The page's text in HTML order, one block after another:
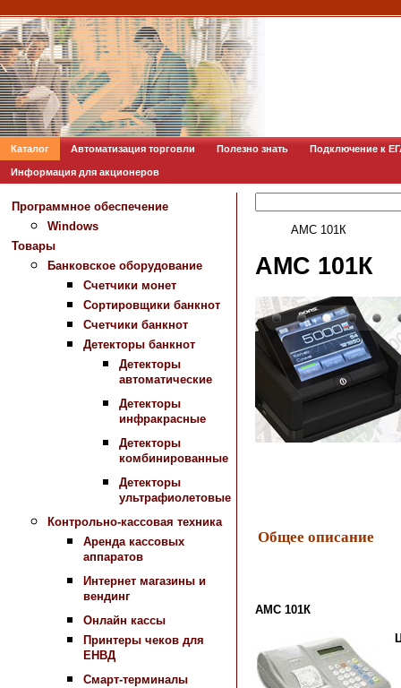
Каталог Автоматизация торговли Полезно знать Подключение к
Информация для акционеров
Программное обеспечение
Windows
Товары
Банковское оборудование
Счетчики монет
Сортировщики банкнот
Счетчики банкнот
Детекторы банкнот
Детекторы
автоматические
Детекторы
инфракрасные
Детекторы
комбинированные
Детекторы
ультрафиолетовые
Контрольно-кассовая техника
Аренда кассовых
аппаратов
Интернет магазины и
вендинг
Онлайн кассы
Принтеры чеков для
ЕНВД
Смарт-терминалы
АМС 101К
АМС 101К
Общее описание
АМС 101К